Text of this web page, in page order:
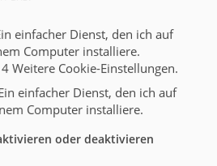
Fliegl Gruppe
Fliegl Baukom
Fliegl Dosiertechnik
einfacher Dienst, den ich auf
Computer installiere.
4 Weitere Cookie-Einstellungen.
einfacher Dienst, den ich auf
Computer installiere.
oder deaktivieren